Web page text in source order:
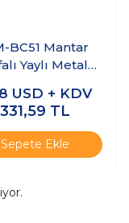
BC51 Mantar
Yaylı Metal
USD + KDV
331,59 TL
Sepete Ekle